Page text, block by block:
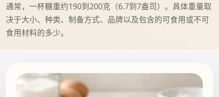
通常，一杯糖重约190到200克（6.7到7盎司）。具体重量取
决于大小、种类、制备方式、品牌以及包含的可食用或不可
食用材料的多少。